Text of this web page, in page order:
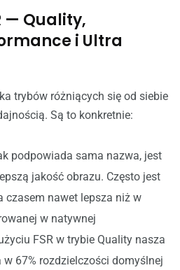
— Quality,
i Ultra
trybów różniących się od siebie
Są to konkretnie:
podpowiada sama nazwa, jest
jakość obrazu. Często jest
czasem nawet lepsza niż w
w natywnej
FSR w trybie Quality nasza
w 67% rozdzielczości domyślnej